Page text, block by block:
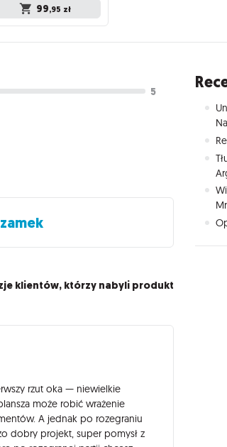
99,95 zł
klientów, którzy nabyli produkt
rzut oka — niewielkie
może robić wrażenie
A jednak po rozegraniu
dobry projekt, super pomysł z